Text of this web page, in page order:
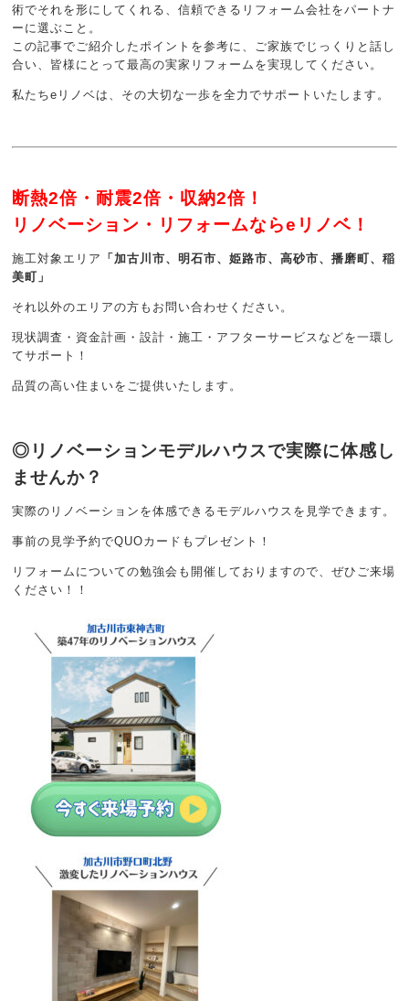
術でそれを形にしてくれる、信頼できるリフォーム会社をパートナ
ーに選ぶこと。
この記事でご紹介したポイントを参考に、ご家族でじっくりと話し
合い、皆様にとって最高の実家リフォームを実現してください。
私たちeリノベは、その大切な一歩を全力でサポートいたします。
断熱2倍・耐震2倍・収納2倍！
リノベーション・リフォームならeリノベ！
施工対象エリア 「加古川市、明石市、姫路市、高砂市、播磨町、稲
美町」
それ以外のエリアの方もお問い合わせください。
現状調査・資金計画・設計・施工・アフターサービスなどを一環し
てサポート！
品質の高い住まいをご提供いたします。
◎リノベーションモデルハウスで実際に体感し
ませんか？
実際のリノベーションを体感できるモデルハウスを見学できます。
事前の見学予約でQUOカードもプレゼント！
リフォームについての勉強会も開催しておりますので、ぜひご来場
ください！！
モデルハウスを
まずは
資料請求